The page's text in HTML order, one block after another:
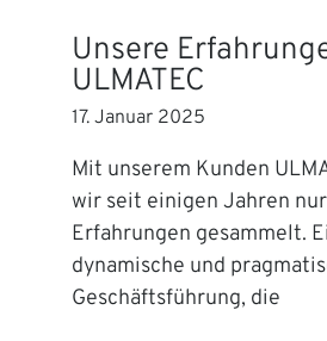
Unsere
ULMATEC
17. Januar 2025
Mit unserem Kunden
wir seit einigen Jahren
Erfahrungen gesammelt.
dynamische und
Geschäftsführung, die